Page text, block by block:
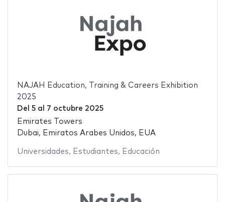
NAJAH Education, Training & Careers Exhibition
2025
Del 5al 7 octubre 2025
Emirates Towers
Dubai, Emiratos Arabes Unidos, EUA
Universidades, Estudiantes, Educación